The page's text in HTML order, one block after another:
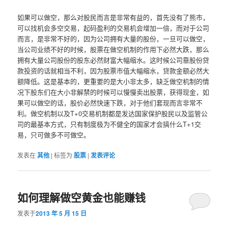
如果可以做空，那么对股民而言是非常有益的，首先没有了熊市，
可以找机会多空交易，起码盈利的交易机会增加一倍，而对于公司
而言，是非常不好的，因为公司拥有大量的股份，一旦可以做空，
当公司业绩不好的时候，股票在做空机制的作用下必然大跌，那么
拥有大量公司股份的股东必然财富大幅缩水。这时候公司靠股份贷
款投资的话就相当不利，因为股票市值大幅缩水，贷款金额必然大
额降低。这是基本的，更重要的是大小非太多，缺乏做空机制的情
况下股东们在大小非解禁的时候可以慢慢卖出股票，获得现金，如
果可以做空的话，股价必然快速下跌，对于他们套现而言非常不
利。做空机制以及T+0交易机制都是发达国家保护股民以及监管公
司的最基本方式，只有制度极为不健全的国家才会搞什么T+1交
易，只可做多不可做空。
发表在其他 |标签为 股票 |发表评论
如何理解做空黄金也能赚钱
发表于2013 年 5 月 15 日